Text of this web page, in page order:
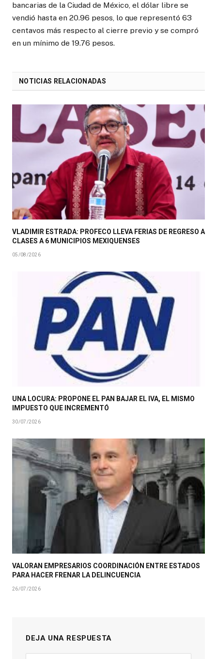
bancarias de la Ciudad de México, el dólar libre se
vendió hasta en 20.96 pesos, lo que representó 63
centavos más respecto al cierre previo y se compró
en un mínimo de 19.76 pesos.
NOTICIAS RELACIONADAS
VLADIMIR ESTRADA: PROFECO LLEVA FERIAS DE REGRESO A
CLASES A 6 MUNICIPIOS MEXIQUENSES
05/08/2026
UNA LOCURA: PROPONE EL PAN BAJAR EL IVA, EL MISMO
IMPUESTO QUE INCREMENTÓ
30/07/2026
VALORAN EMPRESARIOS COORDINACIÓN ENTRE ESTADOS
PARA HACER FRENAR LA DELINCUENCIA
26/07/2026
DEJA UNA RESPUESTA